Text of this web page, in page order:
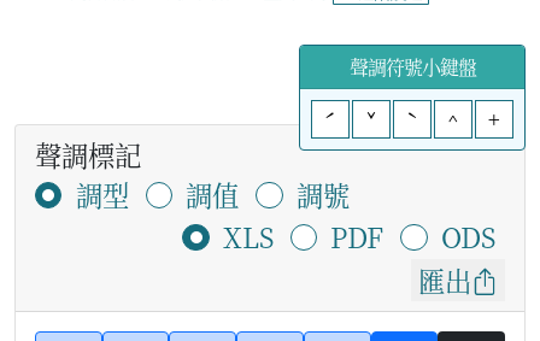
聲調符號小鍵盤
ˊ
ˇ ˋ ^ +
聲調標記
調型
調值
調號
XLS
PDF
ODS
匯出